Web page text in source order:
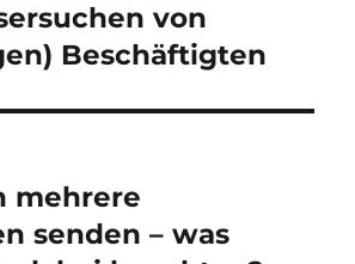
von
Beschäftigten
mehrere
senden – was